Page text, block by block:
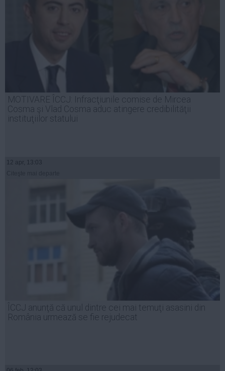
MOTIVARE ÎCCJ: Infracţiunile comise de Mircea
Cosma şi Vlad Cosma aduc atingere credibilităţii
instituţiilor statului
12 apr, 13:03
ÎCCJ anunţă că unul dintre cei mai temuţi asasini din
România urmează se fie rejudecat